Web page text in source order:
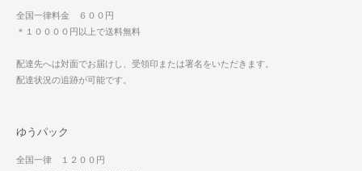
全国一律料金 ６００円
＊１００００円以上で送料無料
配達先へは対面でお届けし、受領印または署名をいただきます。
配達状況の追跡が可能です。
ゆうパック
全国一律 １２００円